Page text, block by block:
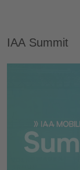
IAA Summit